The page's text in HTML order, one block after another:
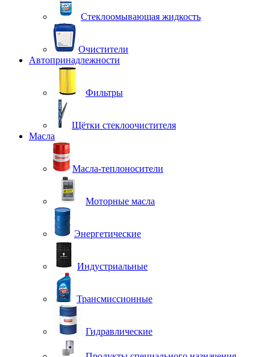
Стеклоомывающая жидкость
Очистители
Автопринадлежности
Фильтры
Щётки стеклоочистителя
Масла
Масла-теплоносители
Моторные масла
Энергетические
Индустриальные
Трансмиссионные
Гидравлические